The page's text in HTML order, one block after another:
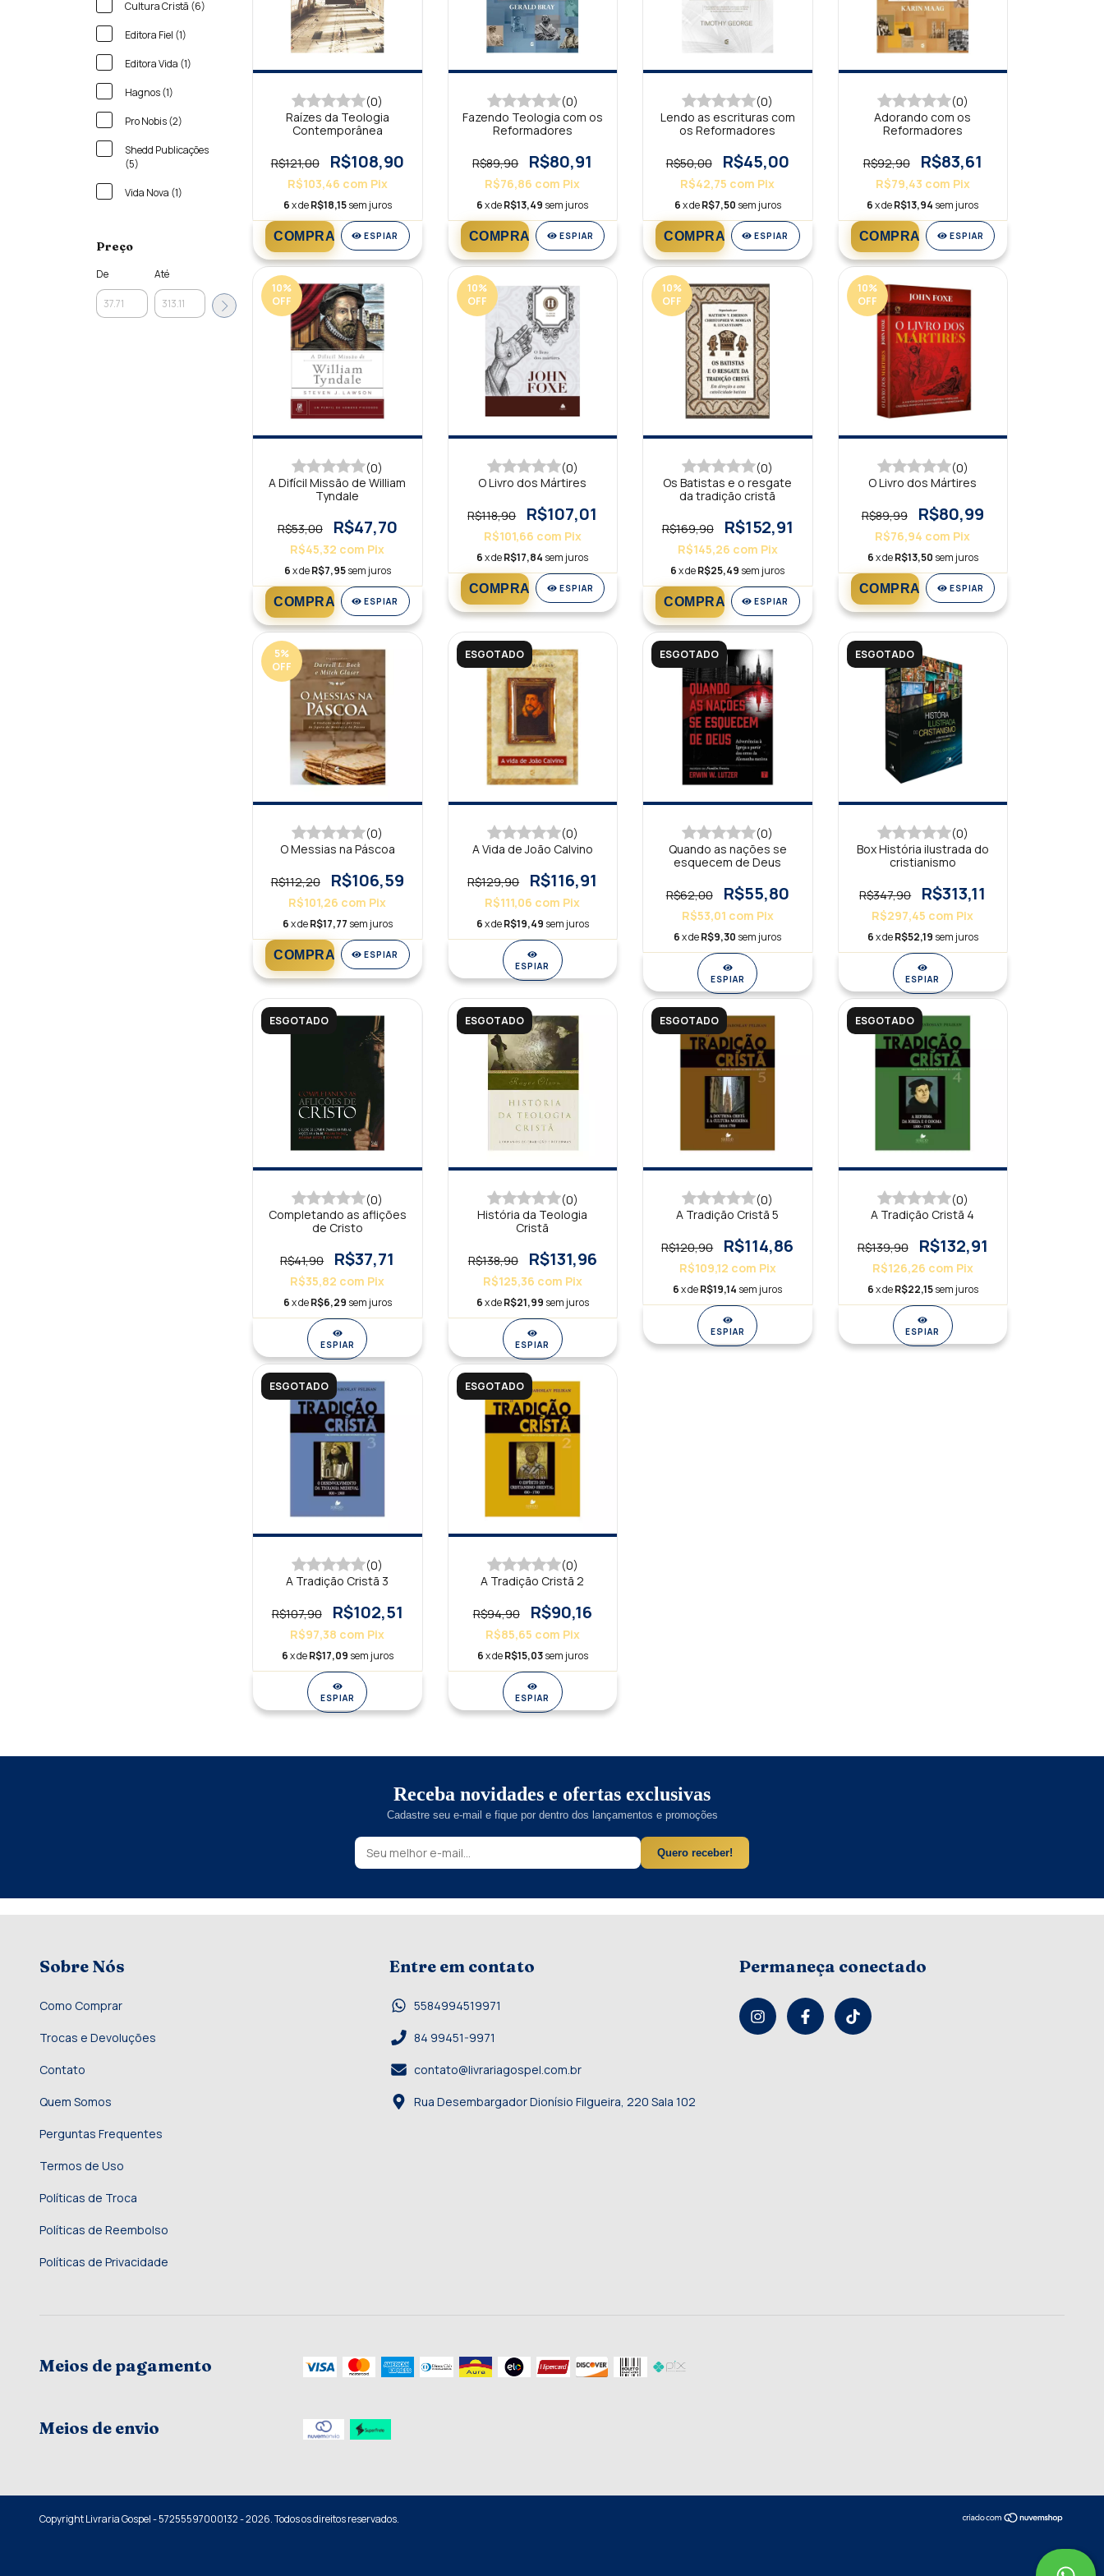
Cultura Cristã (6)
Editora Fiel (1)
Editora Vida (1)
Hagnos (1)
Pro Nobis (2)
Shedd Publicações
(5)
Vida Nova (1)
Preço
De Até
(0)
Raízes da Teologia
Contemporânea
R$121,00 R$108,90
R$103,46 com Pix
6x deR$18,15sem juros
ESPIAR
(0)
Fazendo Teologia com os
Reformadores
R$89,90 R$80,91
R$76,86 com Pix
6x deR$13,49 sem juros
ESPIAR
(0)
Lendo as escrituras com
os Reformadores
R$50,00 R$45,00
R$42,75 com Pix
6x deR$7,50 sem juros
ESPIAR
(0)
Adorando com os
Reformadores
R$92,90 R$83,61
R$79,43 com Pix
6x deR$13,94 sem juros
ESPIAR
10%
OFF
(0)
A Difícil Missão de William
Tyndale
R$53,00 R$47,70
R$45,32 com Pix
6x deR$7,95sem juros
ESPIAR
10%
OFF
(0)
O Livro dos Mártires
R$118,90 R$107,01
R$101,66 com Pix
6x deR$17,84 sem juros
ESPIAR
10%
OFF
(0)
Os Batistas e o resgate
da tradição cristã
R$169,90 R$152,91
R$145,26 com Pix
6x deR$25,49 sem juros
ESPIAR
10%
OFF
(0)
O Livro dos Mártires
R$89,99 R$80,99
R$76,94 com Pix
6x deR$13,50 sem juros
ESPIAR
5%
OFF
(0)
O Messias na Páscoa
R$112,20 R$106,59
R$101,26 com Pix
6x deR$17,77 sem juros
ESPIAR
ESGOTADO
(0)
A Vida de João Calvino
R$129,90 R$116,91
R$111,06 com Pix
6x deR$19,49 sem juros
ESPIAR
ESGOTADO
(0)
Quando as nações se
esquecem de Deus
R$62,00 R$55,80
R$53,01 com Pix
6x deR$9,30 sem juros
ESPIAR
ESGOTADO
(0)
Box História ilustrada do
cristianismo
R$347,90 R$313,11
R$297,45 com Pix
6x deR$52,19 sem juros
ESPIAR
ESGOTADO
(0)
Completando as aflições
de Cristo
R$41,90 R$37,71
R$35,82 com Pix
6x deR$6,29 sem juros
ESPIAR
ESGOTADO
(0)
História da Teologia
Cristã
R$138,90 R$131,96
R$125,36 com Pix
6x deR$21,99 sem juros
ESPIAR
ESGOTADO
(0)
A Tradição Cristã 5
R$120,90 R$114,86
R$109,12 com Pix
6x deR$19,14 sem juros
ESPIAR
ESGOTADO
(0)
A Tradição Cristã 4
R$139,90 R$132,91
R$126,26 com Pix
6x deR$22,15sem juros
ESPIAR
ESGOTADO
(0)
A Tradição Cristã 3
R$107,90 R$102,51
R$97,38 com Pix
6x deR$17,09 sem juros
ESPIAR
ESGOTADO
(0)
A Tradição Cristã 2
R$94,90 R$90,16
R$85,65 com Pix
6x deR$15,03sem juros
ESPIAR
Receba novidades e ofertas exclusivas
Cadastre seu e-mail e fique por dentro dos lançamentos e promoções
Quero receber!
Sobre Nós
Como Comprar
Trocas e Devoluções
Contato
Quem Somos
Perguntas Frequentes
Termos de Uso
Políticas de Troca
Políticas de Reembolso
Políticas de Privacidade
Entre em contato
5584994519971
84 99451-9971
contato@livrariagospel.com.br
Rua Desembargador Dionísio Filgueira, 220 Sala 102
Permaneça conectado
Meios de pagamento
Meios de envio
Copyright Livraria Gospel - 57255597000132 - 2026. Todos os direitos reservados.